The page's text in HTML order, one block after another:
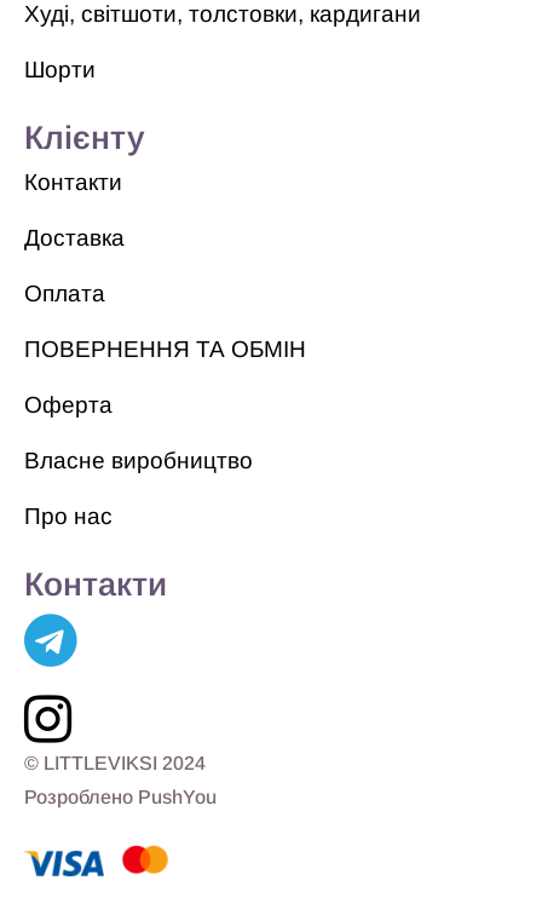
Худі, світшоти, толстовки, кардигани
Шорти
Клієнту
Контакти
Доставка
Оплата
ПОВЕРНЕННЯ ТА ОБМІН
Оферта
Власне виробництво
Про нас
Контакти
© LITTLEVIKSI 2024
Розроблено PushYou